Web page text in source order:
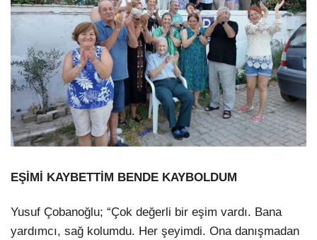
EŞİMİ KAYBETTİM BENDE KAYBOLDUM
Yusuf Çobanoğlu; “Çok değerli bir eşim vardı. Bana
yardımcı, sağ kolumdu. Her şeyimdi. Ona danışmadan